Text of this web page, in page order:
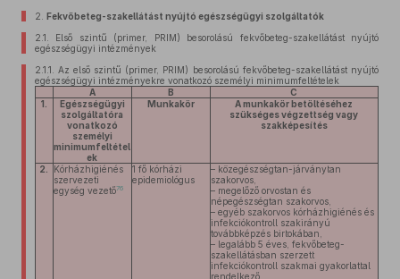
2. Fekvőbeteg-szakellátást nyújtó egészségügyi szolgáltatók
2.1.
Első szintű (primer, PRIM) besorolású fekvőbeteg-szakellátást nyújtó
egészségügyi intézmények
2.1.1.
Az első szintű (primer, PRIM) besorolású fekvőbeteg-szakellátást nyújtó
egészségügyi intézményekre vonatkozó személyi minimumfeltételek
A
B
C
1.
Egészségügyi
szolgáltatóra
vonatkozó
személyi
minimumfeltétel
ek
Munkakör
A munkakör betöltéséhez
szükséges végzettség vagy
szakképesítés
2.
Kórházhigiénés
szervezeti
egység vezető76
1 fő kórházi
epidemiológus
– közegészségtan-járványtan
szakorvos,
– megelőző orvostan és
népegészségtan szakorvos,
– egyéb szakorvos kórházhigiénés és
infekciókontroll szakirányú
továbbképzés birtokában,
– legalább 5 éves, fekvőbeteg-
szakellátásban szerzett
infekciókontroll szakmai gyakorlattal
rendelkező,